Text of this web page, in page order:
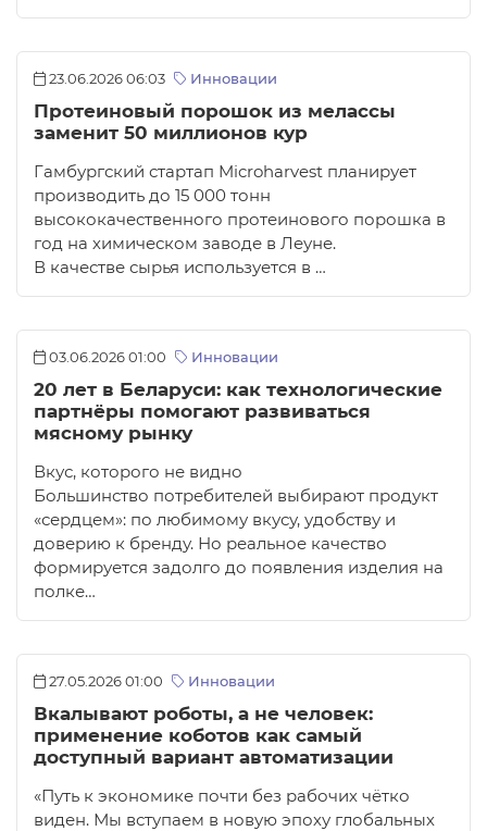
23.06.2026 06:03 Инновации
Протеиновый порошок из мелассы
заменит 50 миллионов кур
Гамбургский стартап Microharvest планирует
производить до 15 000 тонн
высококачественного протеинового порошка в
год на химическом заводе в Леуне.
В качестве сырья используется в …
03.06.2026 01:00 Инновации
20 лет в Беларуси: как технологические
партнёры помогают развиваться
мясному рынку
Вкус, которого не видно
Большинство потребителей выбирают продукт
«сердцем»: по любимому вкусу, удобству и
доверию к бренду. Но реальное качество
формируется задолго до появления изделия на
полке…
27.05.2026 01:00 Инновации
Вкалывают роботы, а не человек:
применение коботов как самый
доступный вариант автоматизации
«Путь к экономике почти без рабочих чётко
виден. Мы вступаем в новую эпоху глобальных